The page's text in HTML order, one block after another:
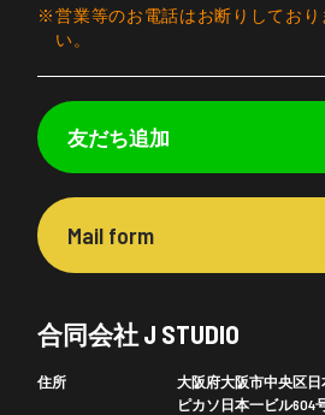
営業等のお電話はお断りしてお
い。
友だち追加
Mail form
合同会社 J STUDIO
住所
大阪府大阪市中央区日
ピカソ日本一ビル604